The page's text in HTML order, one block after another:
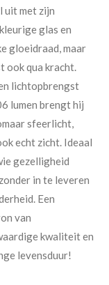
uit met zijn
glas en
gloeidraad, maar
ook qua kracht.
lichtopbrengst
lumen brengt hij
sfeerlicht,
echt zicht. Ideaal
gezelligheid
in te leveren
Een
van
kwaliteit en
levensduur!